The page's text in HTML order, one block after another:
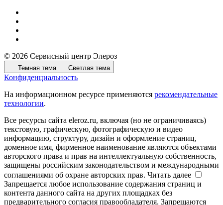
© 2026 Сервисный центр Элероз
Темная тема Светлая тема
Конфиденциальность
На информационном ресурсе применяются рекомендательные
технологии.
Все ресурсы сайта eleroz.ru, включая (но не ограничиваясь)
текстовую, графическую, фотографическую и видео
информацию, структуру, дизайн и оформление страниц,
доменное имя, фирменное наименование являются объектами
авторского права и прав на интеллектуальную собственность,
защищены российским законодательством и международными
соглашениями об охране авторских прав. Читать далее
Запрещается любое использование содержания страниц и
контента данного сайта на других площадках без
предварительного согласия правообладателя. Запрещаются